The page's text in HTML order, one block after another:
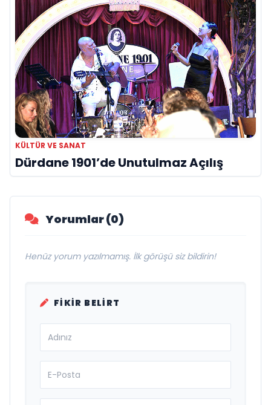
KÜLTÜR VE SANAT
Dürdane 1901’de Unutulmaz Açılış
Yorumlar (0)
Henüz yorum yazılmamış. İlk görüşü siz bildirin!
FIKIR BELIRT